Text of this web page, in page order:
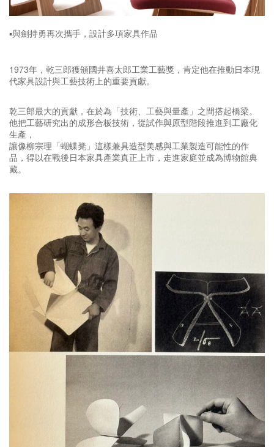
▪️與劍持勇再次攜手，設計多項家具作品
1973年，乾三郎獲頒國井喜太郎工業工藝獎，肯定他在推動日本現
代家具設計與工藝技術上的重要貢獻。
乾三郎最大的貢獻，在於為「技術、工藝與量產」之間搭起橋梁。
他把工藝研究出的成形合板技術，從試作與原型階段推進到工廠化
生產，
讓像柳宗理「蝴蝶凳」這樣兼具造型美感與工業製造可能性的作
品，得以在戰後日本家具產業真正上市，走進家庭並成為博物館典
藏。